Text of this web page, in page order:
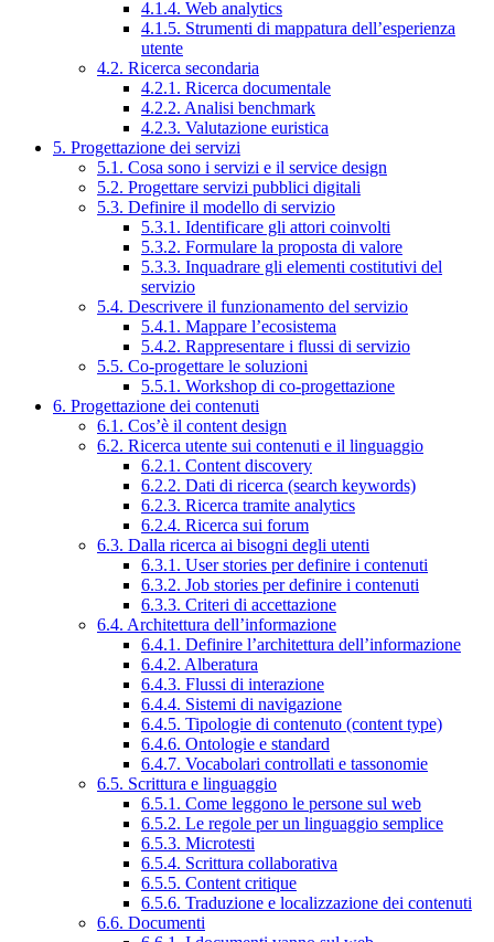
4.1.4. Web analytics
4.1.5. Strumenti di mappatura dell’esperienza
utente
4.2. Ricerca secondaria
4.2.1. Ricerca documentale
4.2.2. Analisi benchmark
4.2.3. Valutazione euristica
5. Progettazione dei servizi
5.1. Cosa sono i servizi e il service design
5.2. Progettare servizi pubblici digitali
5.3. Definire il modello di servizio
5.3.1. Identificare gli attori coinvolti
5.3.2. Formulare la proposta di valore
5.3.3. Inquadrare gli elementi costitutivi del
servizio
5.4. Descrivere il funzionamento del servizio
5.4.1. Mappare l’ecosistema
5.4.2. Rappresentare i flussi di servizio
5.5. Co-progettare le soluzioni
5.5.1. Workshop di co-progettazione
6. Progettazione dei contenuti
6.1. Cos’è il content design
6.2. Ricerca utente sui contenuti e il linguaggio
6.2.1. Content discovery
6.2.2. Dati di ricerca (search keywords)
6.2.3. Ricerca tramite analytics
6.2.4. Ricerca sui forum
6.3. Dalla ricerca ai bisogni degli utenti
6.3.1. User stories per definire i contenuti
6.3.2. Job stories per definire i contenuti
6.3.3. Criteri di accettazione
6.4. Architettura dell’informazione
6.4.1. Definire l’architettura dell’informazione
6.4.2. Alberatura
6.4.3. Flussi di interazione
6.4.4. Sistemi di navigazione
6.4.5. Tipologie di contenuto (content type)
6.4.6. Ontologie e standard
6.4.7. Vocabolari controllati e tassonomie
6.5. Scrittura e linguaggio
6.5.1. Come leggono le persone sul web
6.5.2. Le regole per un linguaggio semplice
6.5.3. Microtesti
6.5.4. Scrittura collaborativa
6.5.5. Content critique
6.5.6. Traduzione e localizzazione dei contenuti
6.6. Documenti